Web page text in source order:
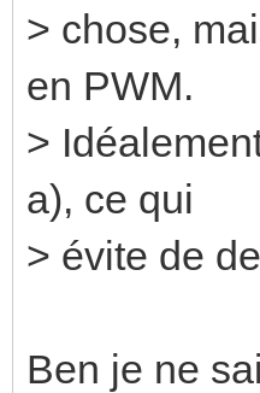
> chose,
en PWM.
>
a), ce qui
> évite de
Ben je ne